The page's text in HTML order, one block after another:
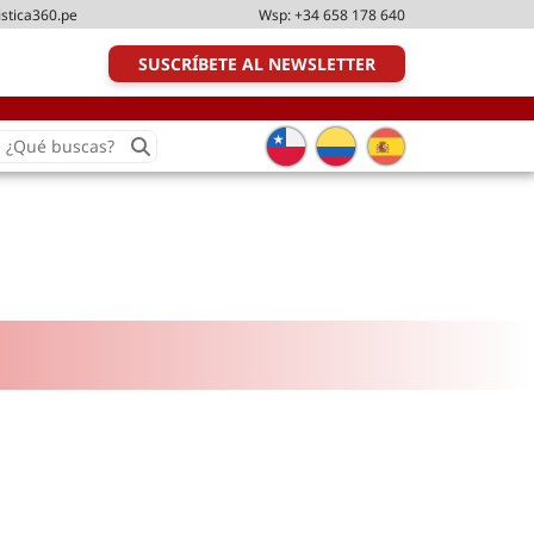
Wsp:+34 658 178 640
SUSCRÍBETE AL NEWSLETTER
Search
for: